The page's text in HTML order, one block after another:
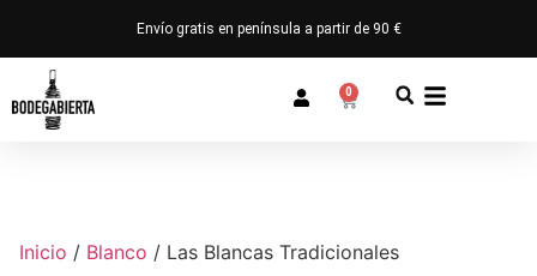
Envío gratis en península a partir de 90 €
0
Inicio / Blanco / Las Blancas Tradicionales